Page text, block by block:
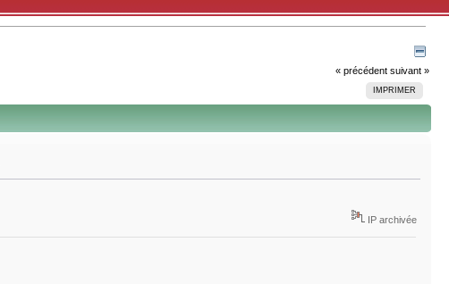
« précédent suivant »
IMPRIMER
IP archivée